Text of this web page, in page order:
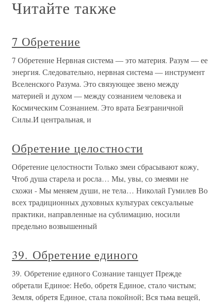
Читайте также
7 Обретение
7 Обретение Нервная система — это материя. Разум — ее
энергия. Следовательно, нервная система — инструмент
Вселенского Разума. Это связующее звено между
материей и духом — между сознанием человека и
Космическим Сознанием. Это врата Безграничной
Силы.И центральная, и
Обретение целостности
Обретение целостности Только змеи сбрасывают кожу,
Чтоб душа старела и росла… Мы, увы, со змеями не
схожи - Мы меняем души, не тела… Николай Гумилев Во
всех традиционных духовных культурах сексуальные
практики, направленные на сублимацию, носили
предельно возвышенный
39. Обретение единого
39. Обретение единого Сознание танцует Прежде
обретали Единое: Небо, обретя Единое, стало чистым;
Земля, обретя Единое, стала покойной; Вся тьма вещей,